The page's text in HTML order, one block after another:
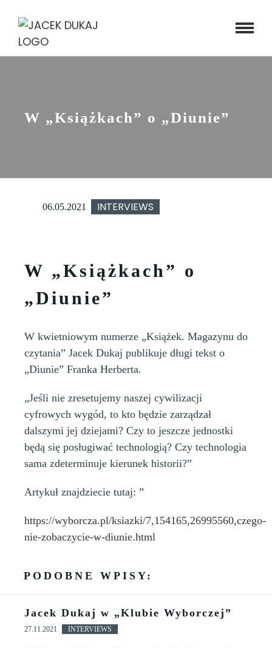
content
W „Książkach” o „Diunie”
06.05.2021 INTERVIEWS
W „Książkach” o
„Diunie”
W kwietniowym numerze „Książek. Magazynu do
czytania” Jacek Dukaj publikuje długi tekst o
„Diunie” Franka Herberta.
„Jeśli nie zresetujemy naszej cywilizacji
cyfrowych wygód, to kto będzie zarządzał
dalszymi jej dziejami? Czy to jeszcze jednostki
będą się posługiwać technologią? Czy technologia
sama zdeterminuje kierunek historii?”
Artykuł znajdziecie tutaj: ”
https://wyborcza.pl/ksiazki/7,154165,26995560,czego-
nie-zobaczycie-w-diunie.html
PODOBNE WPISY:
Jacek Dukaj w „Klubie Wyborczej”
27.11.2021 INTERVIEWS